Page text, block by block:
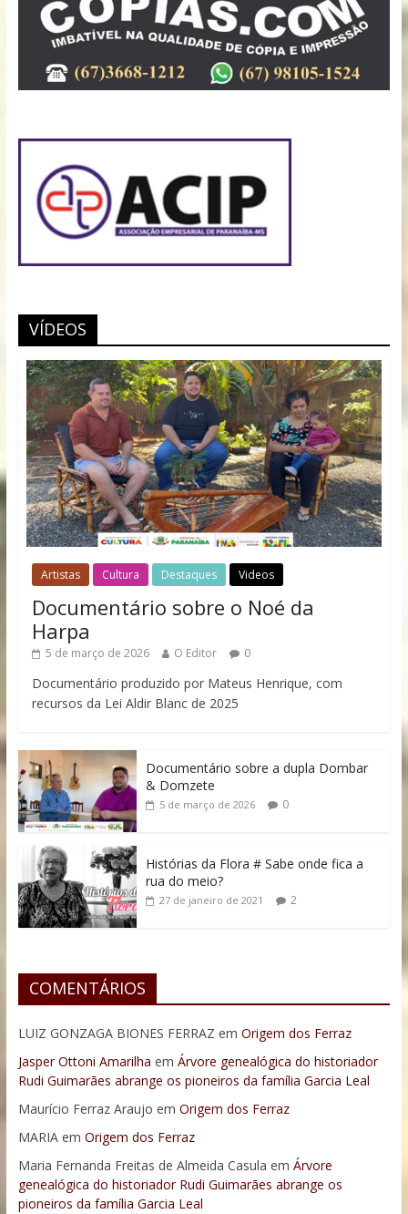
VÍDEOS
Artistas Cultura Destaques Videos
Documentário sobre o Noé da
Harpa
5 de março de 2026 O Editor 0
Documentário produzido por Mateus Henrique, com
recursos da Lei Aldir Blanc de 2025
Documentário sobre a dupla Dombar
& Domzete
5 de março de 2026 0
Histórias da Flora # Sabe onde fica a
rua do meio?
27 de janeiro de 2021 2
COMENTÁRIOS
LUIZ GONZAGA BIONES FERRAZ em Origem dos Ferraz
Jasper Ottoni Amarilha em Árvore genealógica do historiador
Rudi Guimarães abrange os pioneiros da família Garcia Leal
Maurício Ferraz Araujo em Origem dos Ferraz
MARIAem Origem dos Ferraz
Maria Fernanda Freitas de Almeida Casula em Árvore
genealógica do historiador Rudi Guimarães abrange os
pioneiros da família Garcia Leal